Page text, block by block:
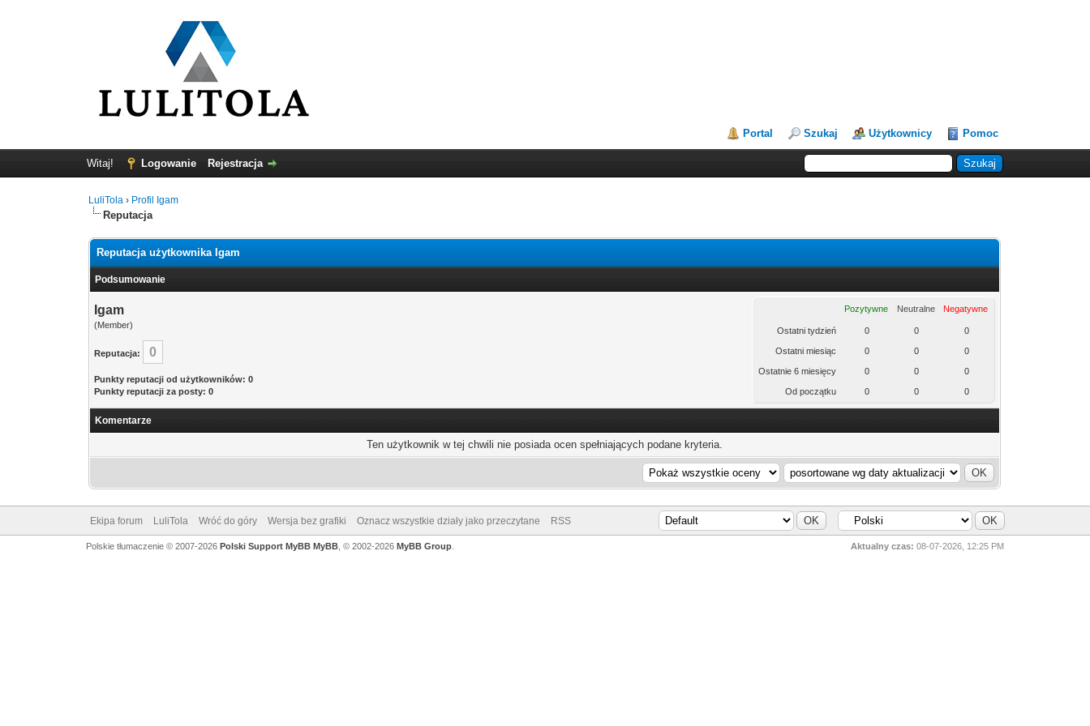
Portal Szukaj Użytkownicy Pomoc
Witaj! Logowanie Rejestracja
LuliTola › Profil Igam
Reputacja
Reputacja użytkownika Igam
Podsumowanie
Igam
(Member)
Reputacja: 0
Punkty reputacji od użytkowników: 0
Punkty reputacji za posty: 0
Pozytywne Neutralne Negatywne
Ostatni tydzień 0 0 0
Ostatni miesiąc 0 0 0
Ostatnie 6 miesięcy 0 0 0
Od początku 0 0 0
Komentarze
Ten użytkownik w tej chwili nie posiada ocen spełniających podane kryteria.
Ekipa forum LuliTola Wróć do góry Wersja bez grafiki Oznacz wszystkie działy jako przeczytane RSS
Aktualny czas: 08-07-2026, 12:25 PM
Polskie tłumaczenie © 2007-2026 Polski Support MyBB MyBB, © 2002-2026 MyBB Group.